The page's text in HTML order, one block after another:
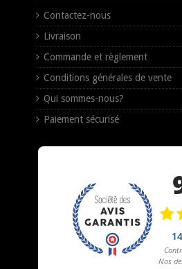
Contactez-nous
Livraison
Commande et règlement
Conditions générales de vente
Qui sommes-nous?
Paiement sécurisé